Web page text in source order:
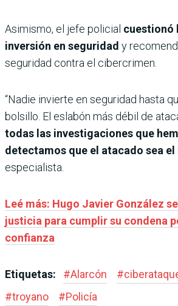
Asimismo, el jefe policial cuestionó
inversión en seguridad y
seguridad contra el cibercrimen.
“Nadie invierte en seguridad hasta
bolsillo. El eslabón más débil de
todas las investigaciones que
detectamos que el atacado sea el
especialista.
Leé más: Hugo Javier González
justicia para cumplir su condena
confianza
Etiquetas: #Alarcón #
#troyano #Policía